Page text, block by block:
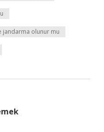
jandarma olunur mu